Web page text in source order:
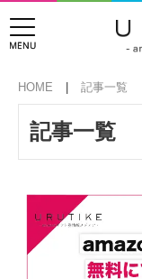
HOME 記事一覧
記事一覧